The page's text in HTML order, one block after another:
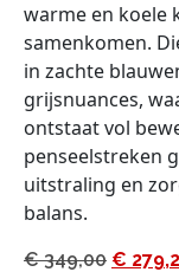
warme en koele
samenkomen.
in zachte
grijsnuances,
ontstaat vol
penseelstreken
uitstraling en
balans.
€349,00 €